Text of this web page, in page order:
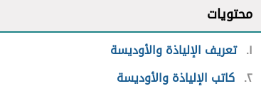
محتويات
١ تعريف الإلياذة والأوديسة
٢ كاتب الإلياذة والأوديسة